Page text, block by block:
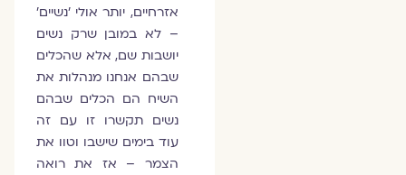
אזרחיים, יותר אולי 'נשיים'
– לא במובן שרק נשים
יושבות שם, אלא שהכלים
שבהם אנחנו מנהלות את
השיח הם הכלים שבהם
נשים תקשרו זו עם זה
עוד בימים שישבו וטוו את
הצמר – אז את רואה